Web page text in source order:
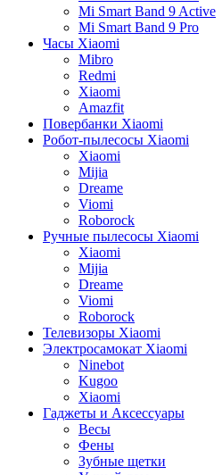
Mi Smart Band 9 Active
Mi Smart Band 9 Pro
Часы Xiaomi
Mibro
Redmi
Xiaomi
Amazfit
Повербанки Xiaomi
Робот-пылесосы Xiaomi
Xiaomi
Mijia
Dreame
Viomi
Roborock
Ручные пылесосы Xiaomi
Xiaomi
Mijia
Dreame
Viomi
Roborock
Телевизоры Xiaomi
Электросамокат Xiaomi
Ninebot
Kugoo
Xiaomi
Гаджеты и Аксессуары
Весы
Фены
Зубные щетки